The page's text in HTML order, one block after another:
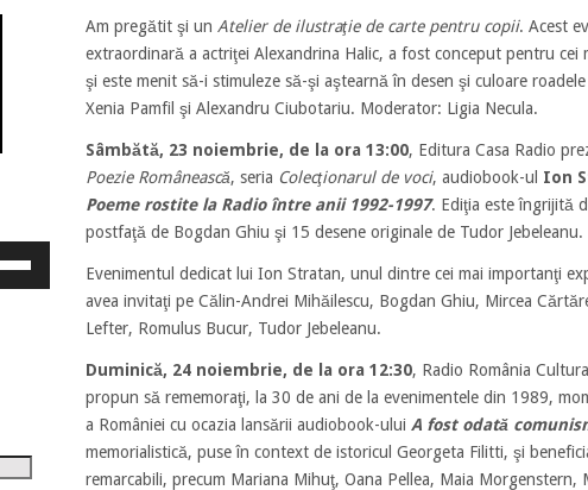
Am pregătit şi un Atelier de ilustraţie de carte pentru copii. Acest
extraordinară a actriţei Alexandrina Halic, a fost conceput pentru
şi este menit să-i stimuleze să-şi aştearnă în desen şi culoare
Xenia Pamfil şi Alexandru Ciubotariu. Moderator: Ligia Necula.
Sâmbătă, 23 noiembrie, de la ora 13:00, Editura Casa Radio
Poezie Românească, seria Colecţionarul de voci, audiobook-ul Ion
Poeme rostite la Radio între anii 1992-1997. Ediţia este îngrijită
postfaţă de Bogdan Ghiu şi 15 desene originale de Tudor Jebeleanu.
Evenimentul dedicat lui Ion Stratan, unul dintre cei mai importanţi
avea invitaţi pe Călin-Andrei Mihăilescu, Bogdan Ghiu, Mircea
Lefter, Romulus Bucur, Tudor Jebeleanu.
Duminică, 24 noiembrie, de la ora 12:30, Radio România
propun să rememoraţi, la 30 de ani de la evenimentele din 1989,
a României cu ocazia lansării audiobook-ului A fost odată
memorialistică, puse în context de istoricul Georgeta Filitti, şi
remarcabili, precum Mariana Mihuţ, Oana Pellea, Maia Morgenstern,